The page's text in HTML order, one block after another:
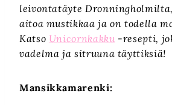
leivontatäyte
aitoa mustikkaa ja on todella
Katso Unicornkakku -resepti,
vadelma ja sitruuna täyttiksiä!
Mansikkamarenki: